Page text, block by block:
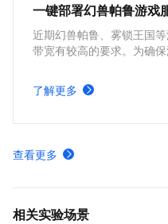
一键部署幻兽帕鲁游戏
近期幻兽帕鲁、雾锁王国
带宽有较高的要求。为确
大的玩家群体提供专属联
启游戏。
了解更多
查看更多
相关实验场景